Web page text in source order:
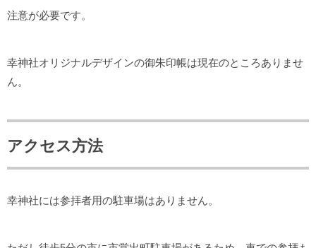
注意が必要です。
幸神社オリジナルデザインの御朱印帳は現在のところありませ
ん。
アクセス方法
幸神社には参拝者用の駐車場はありません。